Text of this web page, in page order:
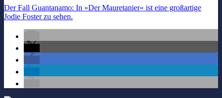
Der Fall Guantanamo: In »Der Mauretanier« ist eine großartige
Jodie Foster zu sehen.